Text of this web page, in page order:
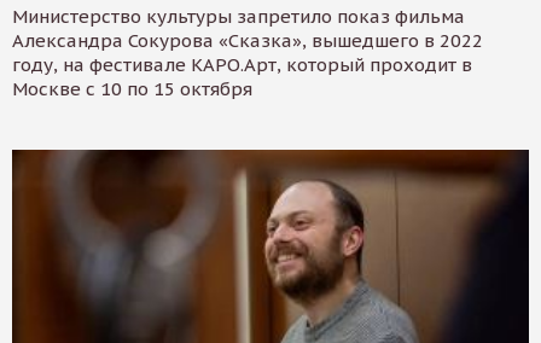
Министерство культуры запретило показ фильма
Александра Сокурова «Сказка», вышедшего в 2022
году, на фестивале КАРО.Арт, который проходит в
Москве с 10 по 15 октября